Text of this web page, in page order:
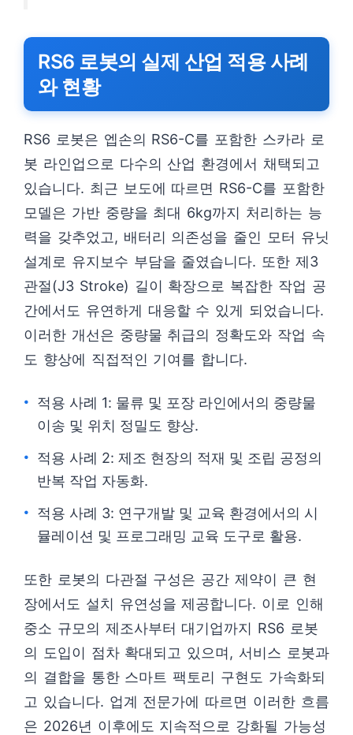
RS6 로봇의 실제 산업 적용 사례
와 현황
RS6 로봇은 엡손의 RS6-C를 포함한 스카라 로
봇 라인업으로 다수의 산업 환경에서 채택되고
있습니다. 최근 보도에 따르면 RS6-C를 포함한
모델은 가반 중량을 최대 6kg까지 처리하는 능
력을 갖추었고, 배터리 의존성을 줄인 모터 유닛
설계로 유지보수 부담을 줄였습니다. 또한 제3
관절(J3 Stroke) 길이 확장으로 복잡한 작업 공
간에서도 유연하게 대응할 수 있게 되었습니다.
이러한 개선은 중량물 취급의 정확도와 작업 속
도 향상에 직접적인 기여를 합니다.
적용 사례 1: 물류 및 포장 라인에서의 중량물
이송 및 위치 정밀도 향상.
적용 사례 2: 제조 현장의 적재 및 조립 공정의
반복 작업 자동화.
적용 사례 3: 연구개발 및 교육 환경에서의 시
뮬레이션 및 프로그래밍 교육 도구로 활용.
또한 로봇의 다관절 구성은 공간 제약이 큰 현
장에서도 설치 유연성을 제공합니다. 이로 인해
중소 규모의 제조사부터 대기업까지 RS6 로봇
의 도입이 점차 확대되고 있으며, 서비스 로봇과
의 결합을 통한 스마트 팩토리 구현도 가속화되
고 있습니다. 업계 전문가에 따르면 이러한 흐름
은 2026년 이후에도 지속적으로 강화될 가능성